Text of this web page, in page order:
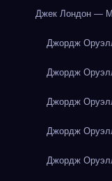
Джек Лондон —
Джордж
Джордж
Джордж
Джордж
Джордж